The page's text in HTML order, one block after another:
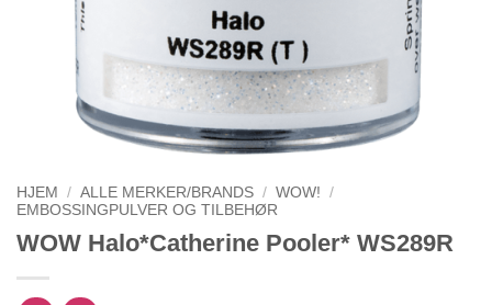
HJEM / ALLE MERKER/BRANDS / WOW!
/
EMBOSSINGPULVER OG TILBEHØR
WOW Halo*Catherine Pooler* WS289R